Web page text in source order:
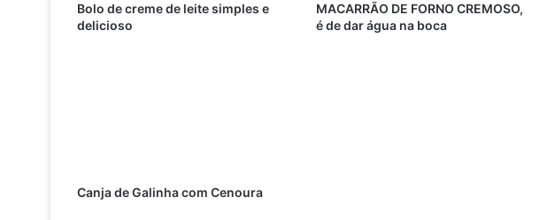
Bolo de creme de leite simples e
delicioso
MACARRÃO DE FORNO CREMOSO,
é de dar água na boca
Canja de Galinha com Cenoura